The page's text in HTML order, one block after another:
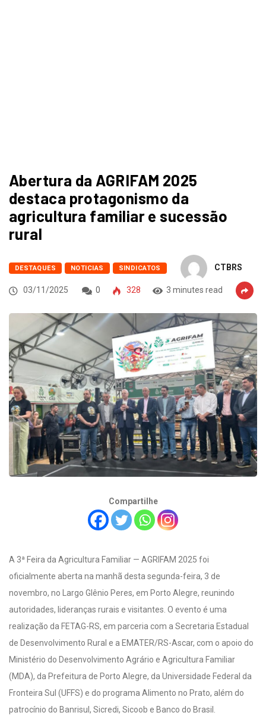
Abertura da AGRIFAM 2025
destaca protagonismo da
agricultura familiar e sucessão
rural
DESTAQUES NOTICIAS SINDICATOS CTBRS
03/11/2025 0 328 3 minutes read
Compartilhe
A 3ª Feira da Agricultura Familiar — AGRIFAM 2025 foi
oficialmente aberta na manhã desta segunda-feira, 3 de
novembro, no Largo Glênio Peres, em Porto Alegre, reunindo
autoridades, lideranças rurais e visitantes. O evento é uma
realização da FETAG-RS, em parceria com a Secretaria Estadual
de Desenvolvimento Rural e a EMATER/RS-Ascar, com o apoio do
Ministério do Desenvolvimento Agrário e Agricultura Familiar
(MDA), da Prefeitura de Porto Alegre, da Universidade Federal da
Fronteira Sul (UFFS) e do programa Alimento no Prato, além do
patrocínio do Banrisul, Sicredi, Sicoob e Banco do Brasil.